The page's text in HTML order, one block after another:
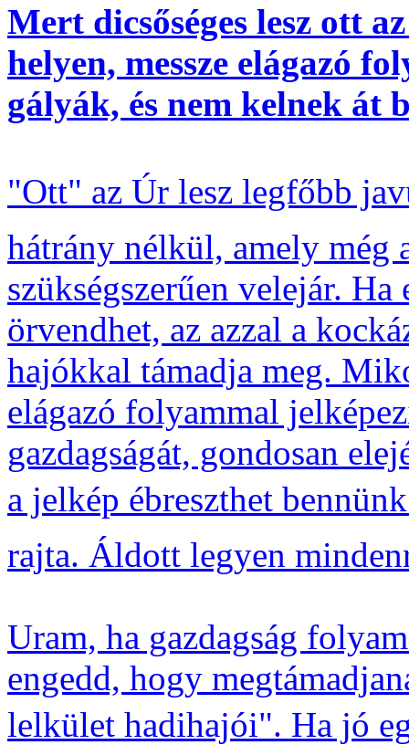
Mert dicsőséges lesz ott
helyen, messze elágazó
gályák, és nem kelnek át
"Ott" az Úr lesz legfőbb
hátrány nélkül, amely
szükségszerűen velejár.
örvendhet, az azzal a
hajókkal támadja meg.
elágazó folyammal
gazdagságát, gondosan
a jelkép ébreszthet
rajta. Áldott legyen
Uram, ha gazdagság
engedd, hogy
lelkület hadihajói". Ha jó